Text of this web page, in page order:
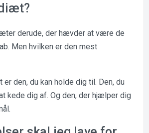
derude, der hævder at være de
Men hvilken er den mest
den, du kan holde dig til. Den, du
kede dig af. Og den, der hjælper dig